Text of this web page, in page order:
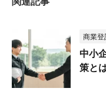
商業登
中小
策と